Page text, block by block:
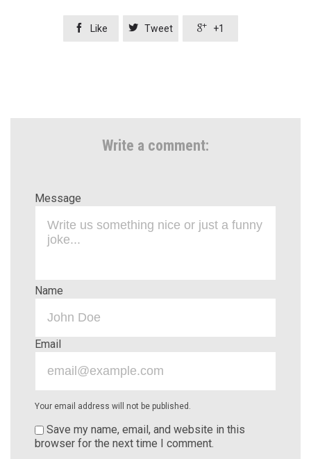
 Like  Tweet  +1
Write a comment:
Message
Name
Email
Your email address will not be published.
Save my name, email, and website in this
browser for the next time I comment.